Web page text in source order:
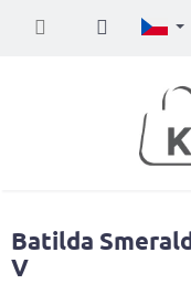
Batilda
V